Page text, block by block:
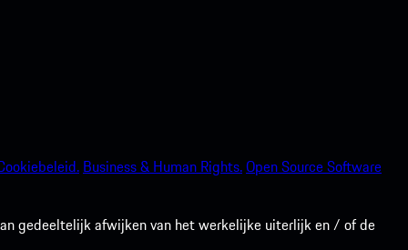
Business & Human Rights.Open Source Software
gedeeltelijk afwijken van het werkelijke uiterlijk en / of de